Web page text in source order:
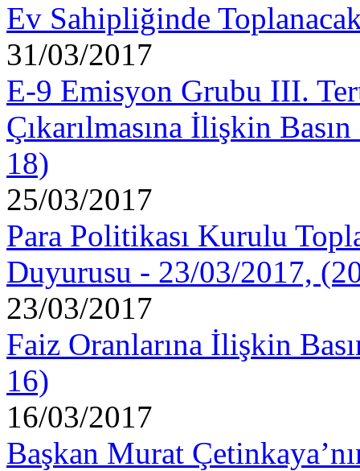
Ev Sahipliğinde
31/03/2017
E-9 Emisyon Grubu III.
Çıkarılmasına İlişkin
18)
25/03/2017
Para Politikası Kurulu
Duyurusu - 23/03/2017,
23/03/2017
Faiz Oranlarına İlişkin
16)
16/03/2017
Başkan Murat